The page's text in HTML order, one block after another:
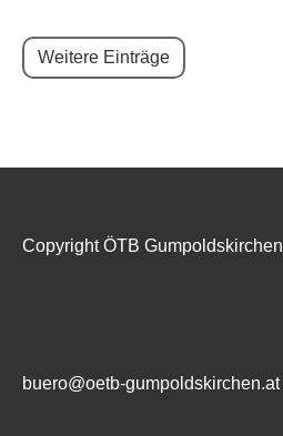
Weitere Einträge
Copyright ÖTB Gumpoldskirchen
buero@oetb-gumpoldskirchen.at